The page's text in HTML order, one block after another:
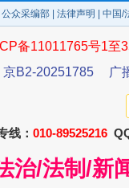
公众采编部 法律声明 | 中国
备11011765号1至
京B2-20251785
广
线： 010-89525216
治/法制/新